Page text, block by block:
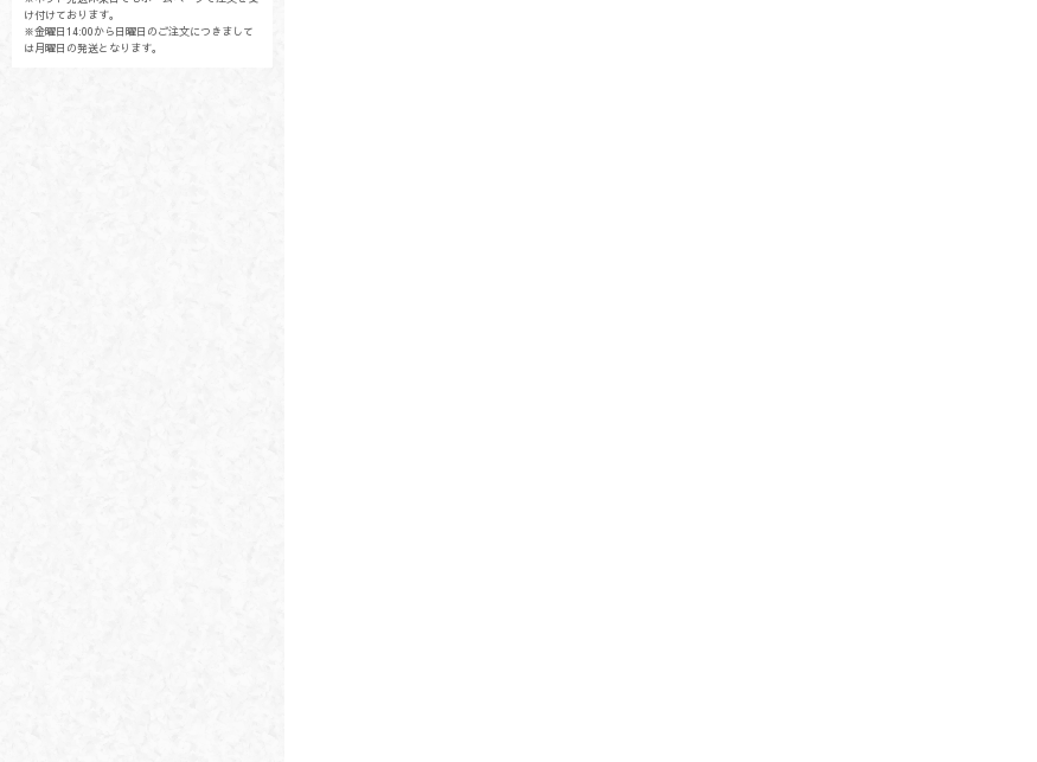
け付けております。
※金曜日14:00から日曜日のご注文につきまして
は月曜日の発送となります。